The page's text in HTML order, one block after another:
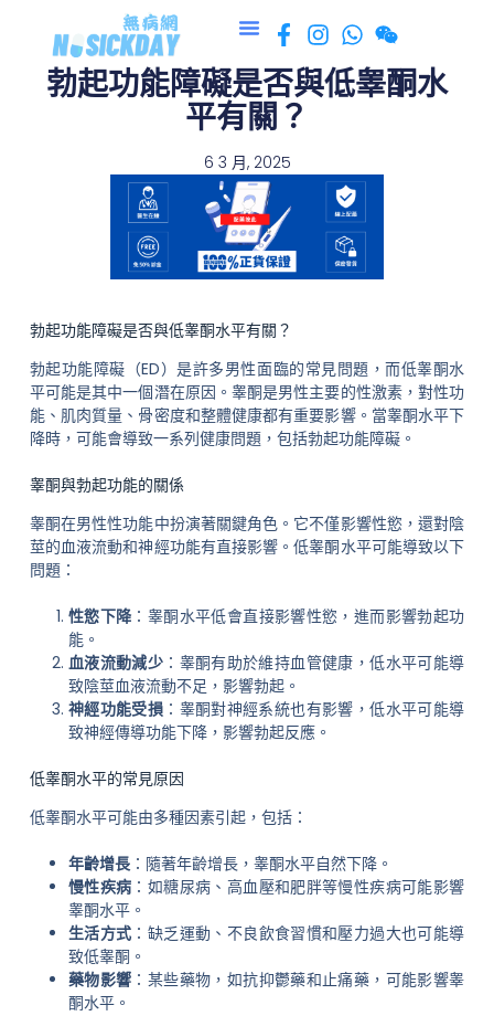
勃起功能障礙是否與低睾酮水
平有關？
6 3 月, 2025
勃起功能障礙是否與低睾酮水平有關？
勃起功能障礙（ED）是許多男性面臨的常見問題，而低睾酮水
平可能是其中一個潛在原因。睾酮是男性主要的性激素，對性功
能、肌肉質量、骨密度和整體健康都有重要影響。當睾酮水平下
降時，可能會導致一系列健康問題，包括勃起功能障礙。
睾酮與勃起功能的關係
睾酮在男性性功能中扮演著關鍵角色。它不僅影響性慾，還對陰
莖的血液流動和神經功能有直接影響。低睾酮水平可能導致以下
問題：
性慾下降 ：睾酮水平低會直接影響性慾，進而影響勃起功
能。
血液流動減少 ：睾酮有助於維持血管健康，低水平可能導
致陰莖血液流動不足，影響勃起。
神經功能受損 ：睾酮對神經系統也有影響，低水平可能導
致神經傳導功能下降，影響勃起反應。
低睾酮水平的常見原因
低睾酮水平可能由多種因素引起，包括：
年齡增長：隨著年齡增長，睾酮水平自然下降。
慢性疾病 ：如糖尿病、高血壓和肥胖等慢性疾病可能影響
睾酮水平。
生活方式 ：缺乏運動、不良飲食習慣和壓力過大也可能導
致低睾酮。
藥物影響 ：某些藥物，如抗抑鬱藥和止痛藥，可能影響睾
酮水平。